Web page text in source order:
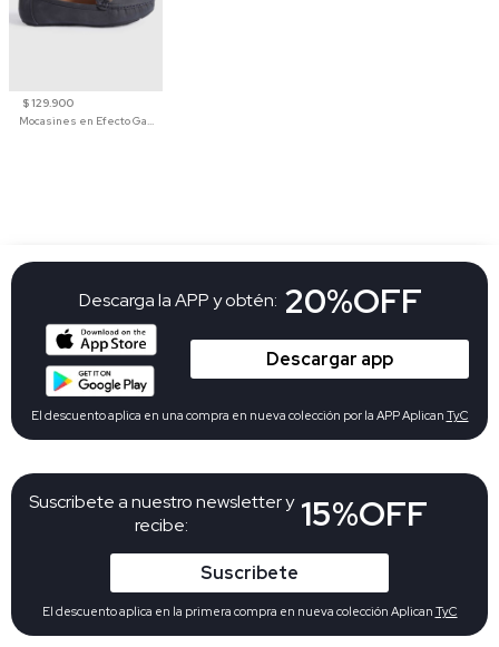
$ 129.900
Mocasines en Efecto Gamuzado Para Mujer
Suscribete a nuestro newsletter y
recibe:
15%OFF
Suscribete
El descuento aplica en la primera compra en nueva colección Aplican TyC
Descarga la APP y obtén: 20%OFF
Descargar app
El descuento aplica en una compra en nueva colección por la APP Aplican TyC